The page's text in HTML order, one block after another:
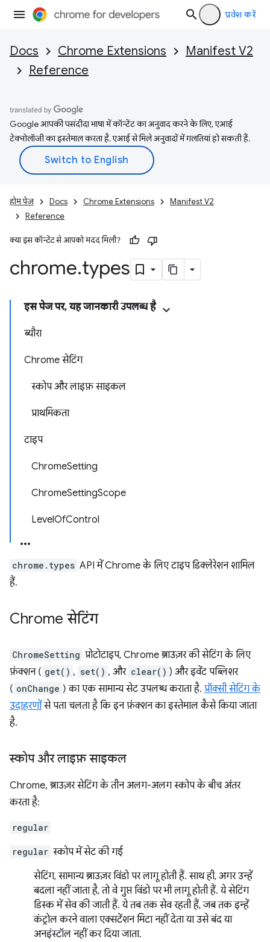
प्रवेश करें
Docs Chrome Extensions
Manifest V2
Reference
Google आपकी पसंदीदा भाषा में कॉन्टेंट का अनुवाद करने के लिए, एआई
टेक्नोलॉजी का इस्तेमाल करता है. एआई से मिले अनुवादों में गलतियां हो सकती हैं.
होम पेज Docs Chrome Extensions
Manifest V2
Reference
क्या इस कॉन्टेंट से आपको मदद मिली?
chrome.types
इस पेज पर, यह जानकारी उपलब्ध है
ब्यौरा
Chrome सेटिंग
स्कोप और लाइफ़ साइकल
प्राथमिकता
टाइप
ChromeSetting
ChromeSettingScope
LevelOfControl
chrome.types API में Chrome के लिए टाइप डिक्लेरेशन शामिल
हैं.
Chrome सेटिंग
ChromeSetting प्रोटोटाइप, Chrome ब्राउज़र की सेटिंग के लिए
फ़ंक्शन ( get() , set() , और clear() ) और इवेंट पब्लिशर
( onChange ) का एक सामान्य सेट उपलब्ध कराता है. प्रॉक्सी सेटिंग के
उदाहरणोंसे पता चलता है कि इन फ़ंक्शन का इस्तेमाल कैसे किया जाता
है.
स्कोप और लाइफ़ साइकल
Chrome, ब्राउज़र सेटिंग के तीन अलग-अलग स्कोप के बीच अंतर
करता है:
regular
regular स्कोप में सेट की गई
सेटिंग, सामान्य ब्राउज़र विंडो पर लागू होती हैं. साथ ही, अगर उन्हें
बदला नहीं जाता है, तो वे गुप्त विंडो पर भी लागू होती हैं. ये सेटिंग
डिस्क में सेव की जाती हैं. ये तब तक सेव रहती हैं, जब तक इन्हें
कंट्रोल करने वाला एक्सटेंशन मिटा नहीं देता या उसे बंद या
अनइंस्टॉल नहीं कर दिया जाता.